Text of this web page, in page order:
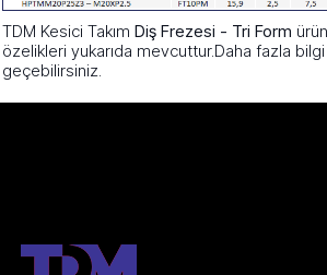
TDM Kesici Takım Diş Frezesi - Tri Form
özelikleri yukarıda mevcuttur.Daha fazla
geçebilirsiniz.